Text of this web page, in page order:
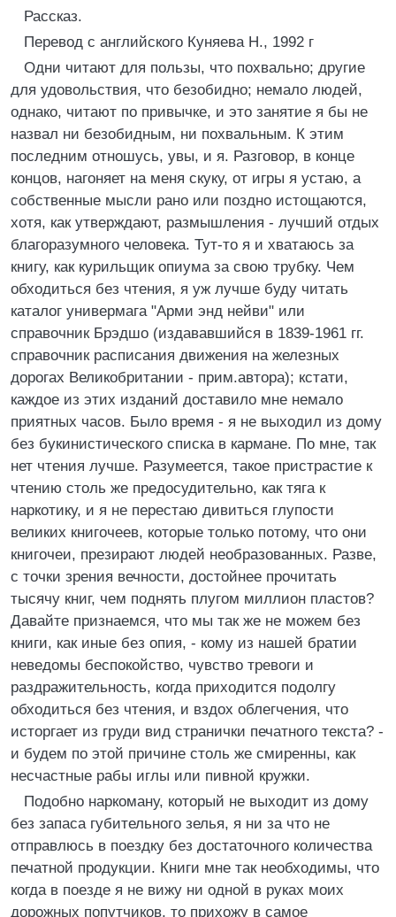
Рассказ.
Перевод с английского Куняева Н., 1992 г
Одни читают для пользы, что похвально; другие
для удовольствия, что безобидно; немало людей,
однако, читают по привычке, и это занятие я бы не
назвал ни безобидным, ни похвальным. К этим
последним отношусь, увы, и я. Разговор, в конце
концов, нагоняет на меня скуку, от игры я устаю, а
собственные мысли рано или поздно истощаются,
хотя, как утверждают, размышления - лучший отдых
благоразумного человека. Тут-то я и хватаюсь за
книгу, как курильщик опиума за свою трубку. Чем
обходиться без чтения, я уж лучше буду читать
каталог универмага "Арми энд нейви" или
справочник Брэдшо (издававшийся в 1839-1961 гг.
справочник расписания движения на железных
дорогах Великобритании - прим.автора); кстати,
каждое из этих изданий доставило мне немало
приятных часов. Было время - я не выходил из дому
без букинистического списка в кармане. По мне, так
нет чтения лучше. Разумеется, такое пристрастие к
чтению столь же предосудительно, как тяга к
наркотику, и я не перестаю дивиться глупости
великих книгочеев, которые только потому, что они
книгочеи, презирают людей необразованных. Разве,
с точки зрения вечности, достойнее прочитать
тысячу книг, чем поднять плугом миллион пластов?
Давайте признаемся, что мы так же не можем без
книги, как иные без опия, - кому из нашей братии
неведомы беспокойство, чувство тревоги и
раздражительность, когда приходится подолгу
обходиться без чтения, и вздох облегчения, что
исторгает из груди вид странички печатного текста? -
и будем по этой причине столь же смиренны, как
несчастные рабы иглы или пивной кружки.
Подобно наркоману, который не выходит из дому
без запаса губительного зелья, я ни за что не
отправлюсь в поездку без достаточного количества
печатной продукции. Книги мне так необходимы, что
когда в поезде я не вижу ни одной в руках моих
дорожных попутчиков, то прихожу в самое